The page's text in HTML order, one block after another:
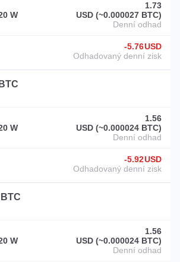
W
1.73
USD (~0.000027 BTC)
-5.76USD
W
1.56
USD (~0.000024 BTC)
-5.92USD
W
1.56
USD (~0.000024 BTC)